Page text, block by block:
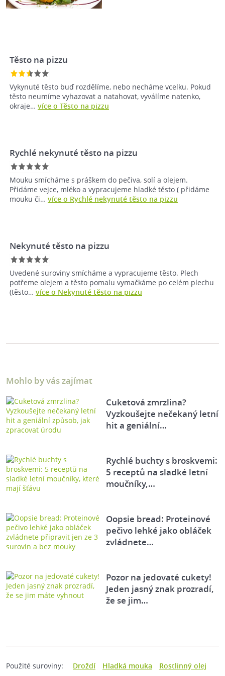
Těsto na pizzu
Vykynuté těsto buď rozdělíme, nebo necháme vcelku. Pokud
těsto neumíme vyhazovat a natahovat, vyválíme natenko,
okraje… více o Těsto na pizzu
Rychlé nekynuté těsto na pizzu
Mouku smícháme s práškem do pečiva, solí a olejem.
Přidáme vejce, mléko a vypracujeme hladké těsto ( přidáme
mouku či… více o Rychlé nekynuté těsto na pizzu
Nekynuté těsto na pizzu
Uvedené suroviny smícháme a vypracujeme těsto. Plech
potřeme olejem a těsto pomalu vymačkáme po celém plechu
(těsto… více o Nekynuté těsto na pizzu
Mohlo by vás zajímat
Cuketová zmrzlina?
Vyzkoušejte nečekaný letní
hit a geniální…
Rychlé buchty s broskvemi:
5 receptů na sladké letní
moučníky,…
Oopsie bread: Proteinové
pečivo lehké jako obláček
zvládnete…
Pozor na jedovaté cukety!
Jeden jasný znak prozradí,
že se jim…
Použité suroviny: Droždí Hladká mouka
Rostlinný olej